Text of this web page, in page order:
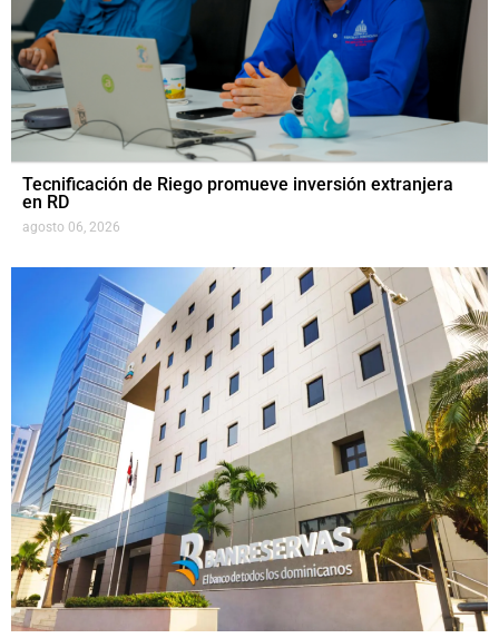
Tecnificación de Riego promueve inversión extranjera
en RD
agosto 06, 2026